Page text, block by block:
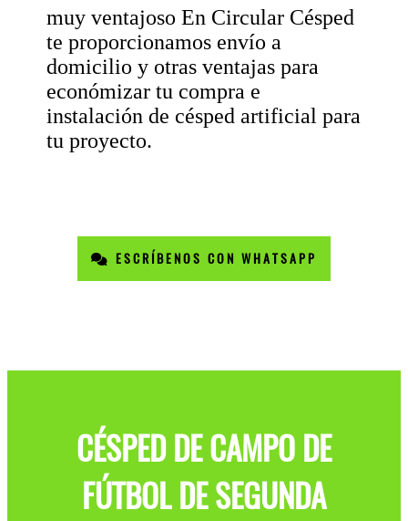
muy ventajoso En Circular Césped
te proporcionamos envío a
domicilio y otras ventajas para
económizar tu compra e
instalación de césped artificial para
tu proyecto.
ESCRÍBENOS CON WHATSAPP
CÉSPED DE CAMPO DE
FÚTBOL DE SEGUNDA